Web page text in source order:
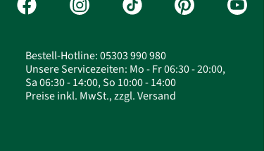
Bestell-Hotline: 05303 990 980
Unsere Servicezeiten: Mo - Fr 06:30 - 20:00,
Sa 06:30 - 14:00, So 10:00 - 14:00
Preise inkl. MwSt., zzgl. Versand